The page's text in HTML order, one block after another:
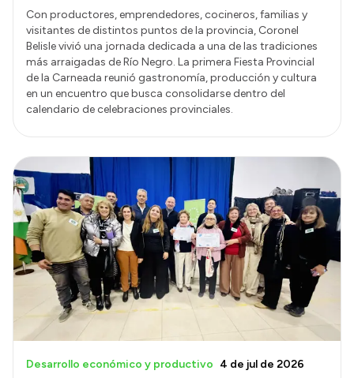
Con productores, emprendedores, cocineros, familias y
visitantes de distintos puntos de la provincia, Coronel
Belisle vivió una jornada dedicada a una de las tradiciones
más arraigadas de Río Negro. La primera Fiesta Provincial
de la Carneada reunió gastronomía, producción y cultura
en un encuentro que busca consolidarse dentro del
calendario de celebraciones provinciales.
Desarrollo económico y productivo 4 de jul de 2026